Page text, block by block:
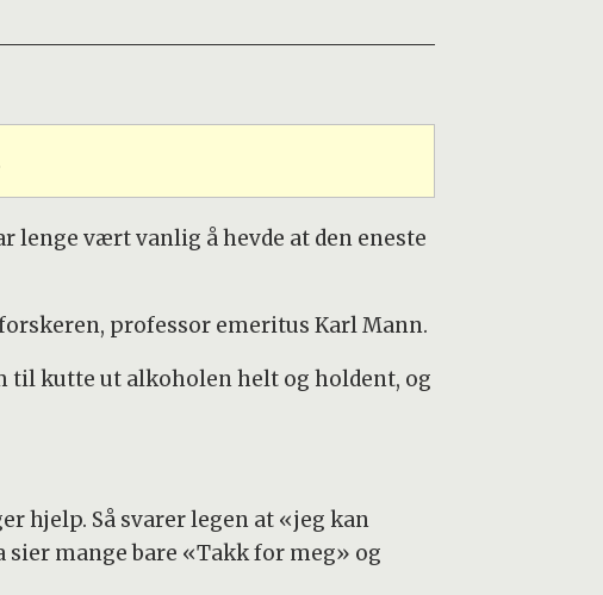
lenge vært vanlig å hevde at den eneste
professor emeritus Karl Mann.
til kutte ut alkoholen helt og holdent, og
hjelp. Så svarer legen at «jeg kan
mange bare «Takk for meg» og